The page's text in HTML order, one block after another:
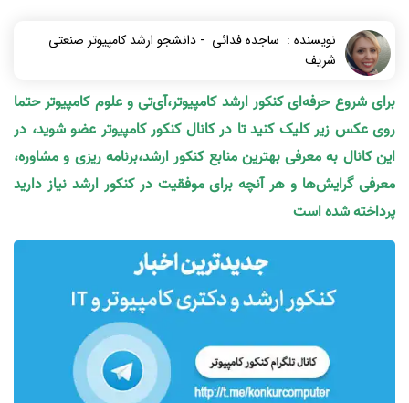
نویسنده : ساجده فدائی - دانشجو ارشد کامپیوتر صنعتی
شریف
برای شروع حرفه‌ای کنکور ارشد کامپیوتر،آی‌تی و علوم کامپیوتر حتما
روی عکس زیر کلیک کنید تا در کانال کنکور کامپیوتر عضو شوید، در
این کانال به معرفی بهترین منابع کنکور ارشد،برنامه ریزی و مشاوره،
معرفی گرایش‌ها و هر آنچه برای موفقیت در کنکور ارشد نیاز دارید
پرداخته شده است